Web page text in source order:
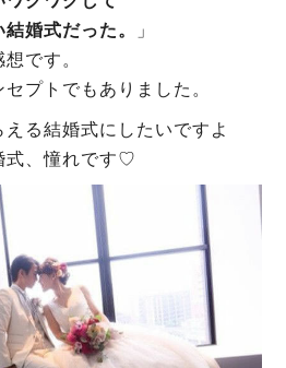
婚式だった。
」
です。
プトでもありました。
る結婚式にしたいですよ
式、憧れです♡